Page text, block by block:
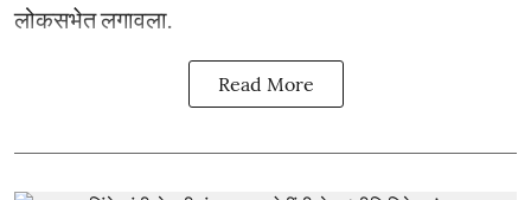
लोकसभेत लगावला.
Read More